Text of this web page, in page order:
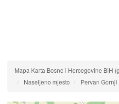
Mapa Karta Bosne i Hercegovine BiH
Naseljeno mjesto
Pervan Gornji